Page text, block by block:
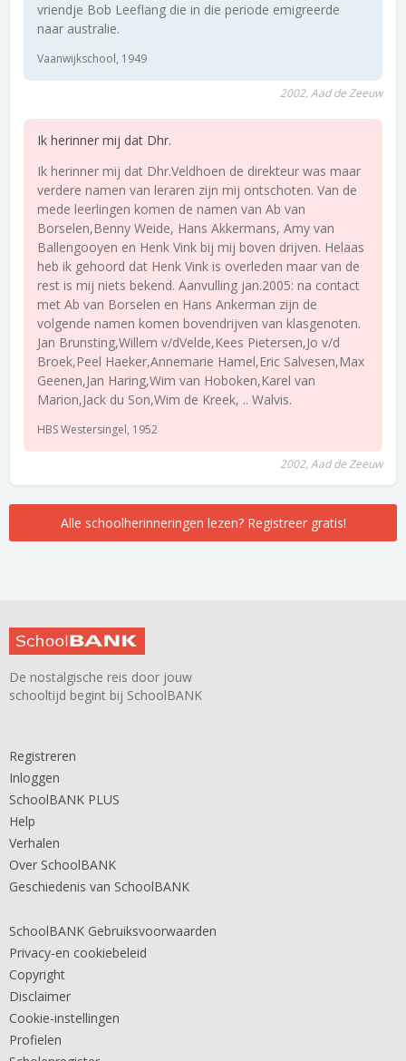
vriendje Bob Leeflang die in die periode emigreerde
naar australie.
Vaanwijkschool, 1949
2002, Aad de Zeeuw
Ik herinner mij dat Dhr.
Ik herinner mij dat Dhr.Veldhoen de direkteur was maar
verdere namen van leraren zijn mij ontschoten. Van de
mede leerlingen komen de namen van Ab van
Borselen,Benny Weide, Hans Akkermans, Amy van
Ballengooyen en Henk Vink bij mij boven drijven. Helaas
heb ik gehoord dat Henk Vink is overleden maar van de
rest is mij niets bekend. Aanvulling jan.2005: na contact
met Ab van Borselen en Hans Ankerman zijn de
volgende namen komen bovendrijven van klasgenoten.
Jan Brunsting,Willem v/dVelde,Kees Pietersen,Jo v/d
Broek,Peel Haeker,Annemarie Hamel,Eric Salvesen,Max
Geenen,Jan Haring,Wim van Hoboken,Karel van
Marion,Jack du Son,Wim de Kreek, .. Walvis.
HBS Westersingel, 1952
2002, Aad de Zeeuw
Alle schoolherinneringen lezen? Registreer gratis!
De nostalgische reis door jouw
schooltijd begint bij SchoolBANK
Registreren
Inloggen
SchoolBANK PLUS
Help
Verhalen
Over SchoolBANK
Geschiedenis van SchoolBANK
SchoolBANK Gebruiksvoorwaarden
Privacy-en cookiebeleid
Copyright
Disclaimer
Cookie-instellingen
Profielen